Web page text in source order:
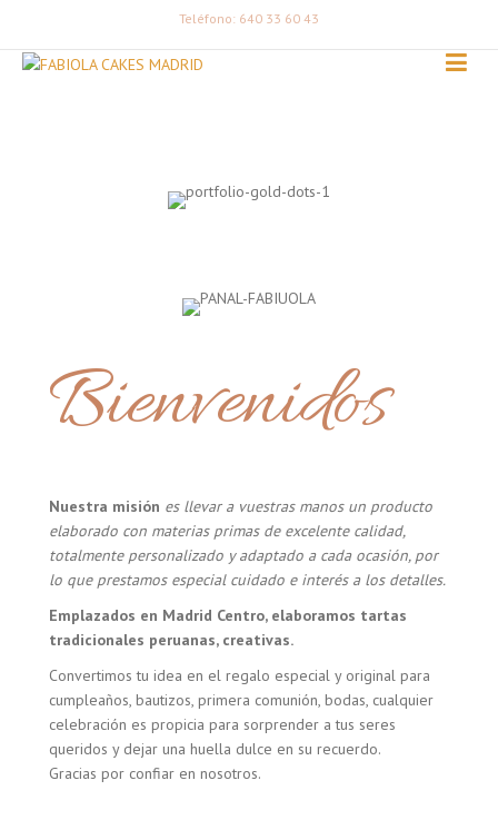
Teléfono: 640 33 60 43
Bienvenidos
Nuestra misión es llevar a vuestras manos un producto
elaborado con materias primas de excelente calidad,
totalmente personalizado y adaptado a cada ocasión, por
lo que prestamos especial cuidado e interés a los detalles.
Emplazados en Madrid Centro, elaboramos tartas
tradicionales peruanas, creativas.
Convertimos tu idea en el regalo especial y original para
cumpleaños, bautizos, primera comunión, bodas, cualquier
celebración es propicia para sorprender a tus seres
queridos y dejar una huella dulce en su recuerdo.
Gracias por confiar en nosotros.